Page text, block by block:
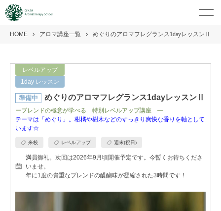
HOME アロマ講座一覧 めぐりのアロマフレグランス1dayレッスンⅡ
レベルアップ
1day レッスン
準備中 めぐりのアロマフレグランス1dayレッスンⅡ
ーブレンドの極意が学べる 特別レベルアップ講座 ―
テーマは「めぐり」。柑橘や樹木などのすっきり爽快な香りを軸として
います☆
来校 レベルアップ 週末(祝日)
満員御礼。次回は2026年9月頃開催予定です。今暫くお待ちくださ
いませ。
年に1度の貴重なブレンドの醍醐味が凝縮された3時間です！